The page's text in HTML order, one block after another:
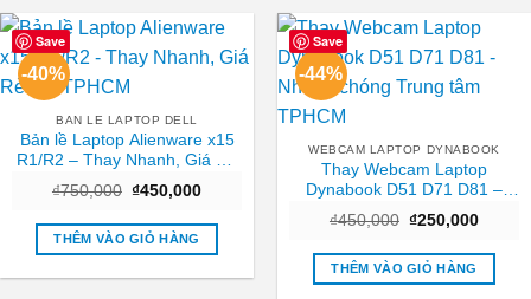
Save
-40%
BAN LE LAPTOP DELL
Bản lề Laptop Alienware x15
R1/R2 – Thay Nhanh, Giá Rẻ
₫750,000 Giá
₫750,000.
₫450,000Giá
₫450,000.
THÊM VÀO GIỎ HÀNG
Save
-44%
WEBCAM LAPTOP DYNABOOK
Thay Webcam Laptop
Dynabook D51 D71 D81 –
TPHCM
₫450,000 Giá
₫450,000.
₫250,000Giá
THÊM VÀO GIỎ HÀNG